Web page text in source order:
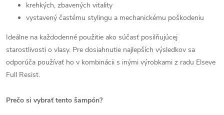
krehkých, zbavených vitality
vystavený častému stylingu a mechanickému poškodeniu
Ideálne na každodenné použitie ako súčasť posilňujúcej
starostlivosti o vlasy. Pre dosiahnutie najlepších výsledkov sa
odporúča používať ho v kombinácii s inými výrobkami z radu Elseve
Full Resist.
Prečo si vybrať tento šampón?